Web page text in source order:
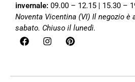
invernale: 09.00 – 12.15 | 15.30 –
Noventa Vicentina (VI) Il negozio è
sabato. Chiuso il lunedì.